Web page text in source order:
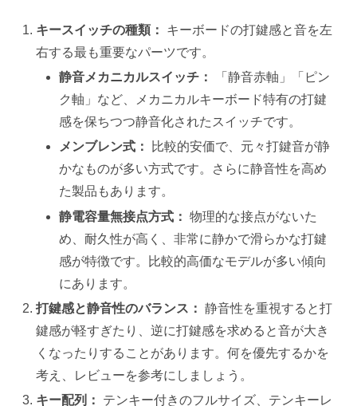
キースイッチの種類：
キーボードの打鍵感と音を左
右する最も重要なパーツです。
静音メカニカルスイッチ：
「静音赤軸」「ピン
ク軸」など、メカニカルキーボード特有の打鍵
感を保ちつつ静音化されたスイッチです。
メンブレン式：
比較的安価で、元々打鍵音が静
かなものが多い方式です。さらに静音性を高め
た製品もあります。
静電容量無接点方式： 物理的な接点がないた
め、耐久性が高く、非常に静かで滑らかな打鍵
感が特徴です。比較的高価なモデルが多い傾向
にあります。
打鍵感と静音性のバランス： 静音性を重視すると打
鍵感が軽すぎたり、逆に打鍵感を求めると音が大き
くなったりすることがあります。何を優先するかを
考え、レビューを参考にしましょう。
キー配列：
テンキー付きのフルサイズ、テンキーレ